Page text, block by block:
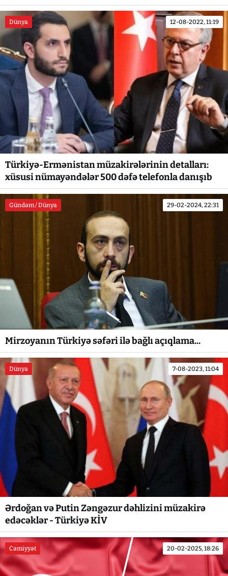
Dünya 12-08-2022, 11:19
Türkiyə-Ermənistan müzakirələrinin detalları:
xüsusi nümayəndələr 500 dəfə telefonla danışıb
Gündəm / Dünya 29-02-2024, 22:31
Mirzoyanın Türkiyə səfəri ilə bağlı açıqlama...
Dünya 7-08-2023, 11:04
Ərdoğan və Putin Zəngəzur dəhlizini müzakirə
edəcəklər - Türkiyə KİV
Cəmiyyət 20-02-2025, 18:26